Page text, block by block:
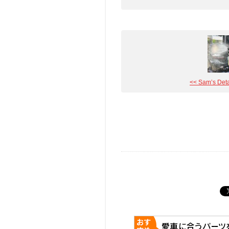
<< Sam’s